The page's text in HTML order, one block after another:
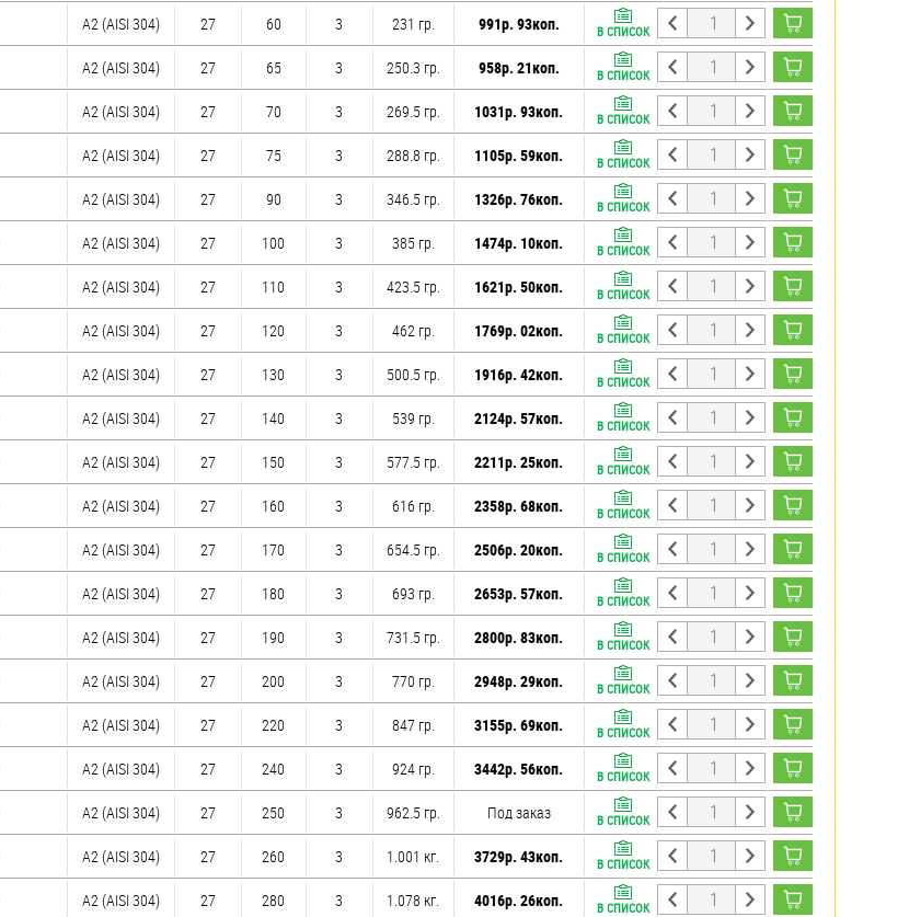
А2 (AISI 304) 27 60 3 231 гр. 991р. 93коп. В СПИСОК
А2 (AISI 304) 27 65 3 250.3 гр. 958р. 21коп. В СПИСОК
А2 (AISI 304) 27 70 3 269.5 гр. 1031р. 93коп. В СПИСОК
А2 (AISI 304) 27 75 3 288.8 гр. 1105р. 59коп. В СПИСОК
А2 (AISI 304) 27 90 3 346.5 гр. 1326р. 76коп. В СПИСОК
А2 (AISI 304) 27 100 3 385 гр. 1474р. 10коп. В СПИСОК
А2 (AISI 304) 27 110 3 423.5 гр. 1621р. 50коп. В СПИСОК
А2 (AISI 304) 27 120 3 462 гр. 1769р. 02коп. В СПИСОК
А2 (AISI 304) 27 130 3 500.5 гр. 1916р. 42коп. В СПИСОК
А2 (AISI 304) 27 140 3 539 гр. 2124р. 57коп. В СПИСОК
А2 (AISI 304) 27 150 3 577.5 гр. 2211р. 25коп. В СПИСОК
А2 (AISI 304) 27 160 3 616 гр. 2358р. 68коп. В СПИСОК
А2 (AISI 304) 27 170 3 654.5 гр. 2506р. 20коп. В СПИСОК
А2 (AISI 304) 27 180 3 693 гр. 2653р. 57коп. В СПИСОК
А2 (AISI 304) 27 190 3 731.5 гр. 2800р. 83коп. В СПИСОК
А2 (AISI 304) 27 200 3 770 гр. 2948р. 29коп. В СПИСОК
А2 (AISI 304) 27 220 3 847 гр. 3155р. 69коп. В СПИСОК
А2 (AISI 304) 27 240 3 924 гр. 3442р. 56коп. В СПИСОК
А2 (AISI 304) 27 250 3 962.5 гр. Под заказ В СПИСОК
А2 (AISI 304) 27 260 3 1.001 кг. 3729р. 43коп. В СПИСОК
А2 (AISI 304) 27 280 3 1.078 кг. 4016р. 26коп. В СПИСОК